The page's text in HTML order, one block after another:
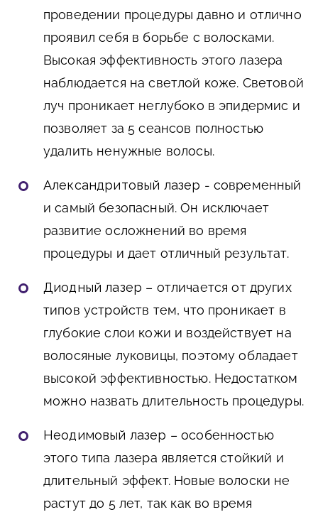
проведении процедуры давно и отлично
проявил себя в борьбе с волосками.
Высокая эффективность этого лазера
наблюдается на светлой коже. Световой
луч проникает неглубоко в эпидермис и
позволяет за 5 сеансов полностью
удалить ненужные волосы.
Александритовый лазер - современный
и самый безопасный. Он исключает
развитие осложнений во время
процедуры и дает отличный результат.
Диодный лазер – отличается от других
типов устройств тем, что проникает в
глубокие слои кожи и воздействует на
волосяные луковицы, поэтому обладает
высокой эффективностью. Недостатком
можно назвать длительность процедуры.
Неодимовый лазер – особенностью
этого типа лазера является стойкий и
длительный эффект. Новые волоски не
растут до 5 лет, так как во время